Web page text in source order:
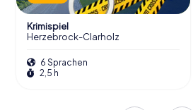
Krimispiel
Herzebrock-Clarholz
6 Sprachen
2,5 h